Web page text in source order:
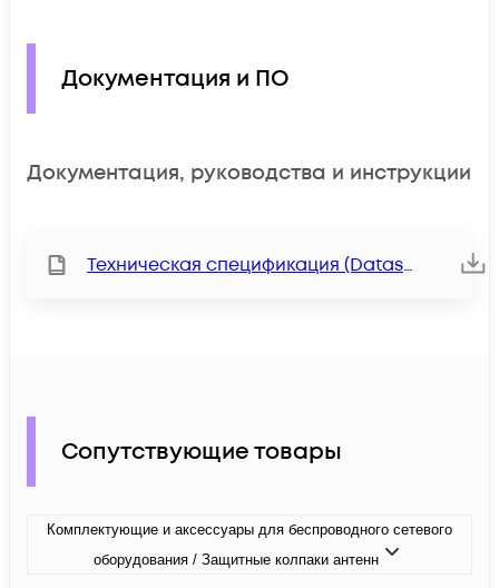
Документация и ПО
Документация, руководства и инструкции
Техническая спецификация (Datasheet)
Сопутствующие товары
Комплектующие и аксессуары для беспроводного сетевого
оборудования / Защитные колпаки антенн